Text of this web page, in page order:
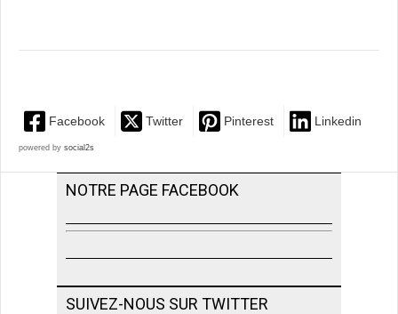
Facebook Twitter Pinterest Linkedin
powered by social2s
NOTRE PAGE FACEBOOK
SUIVEZ-NOUS SUR TWITTER